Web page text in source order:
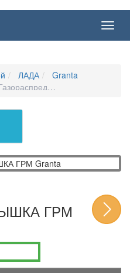
ЛАДА
Granta
И
ГРМ